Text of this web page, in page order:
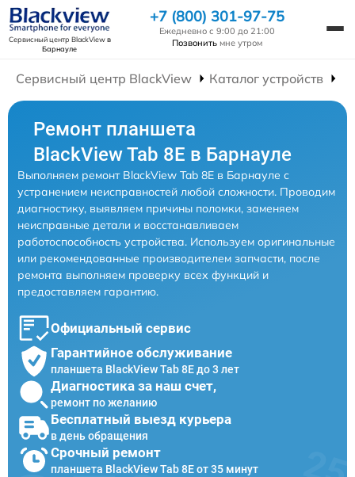
Сервисный центр BlackViewв
Барнауле
+7 (800) 301-97-75
Ежедневно с 9:00 до 21:00
Позвонить мне утром
Сервисный центр BlackView Каталог устройств
Ремонт планшета
BlackView Tab 8E в Барнауле
Выполняем ремонт BlackView Tab 8E в Барнауле с
устранением неисправностей любой сложности. Проводим
диагностику, выявляем причины поломки, заменяем
неисправные детали и восстанавливаем
работоспособность устройства. Используем оригинальные
или рекомендованные производителем запчасти, после
ремонта выполняем проверку всех функций и
предоставляем гарантию.
Официальный сервис
Гарантийное обслуживание
планшета BlackView Tab 8E до 3 лет
Диагностика за наш счет,
ремонт по желанию
Бесплатный выезд курьера
в день обращения
Срочный ремонт
планшета BlackView Tab 8E от 35 минут